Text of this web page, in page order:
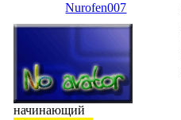
Nurofen007
начинающий